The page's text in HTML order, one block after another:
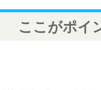
ここがポイ